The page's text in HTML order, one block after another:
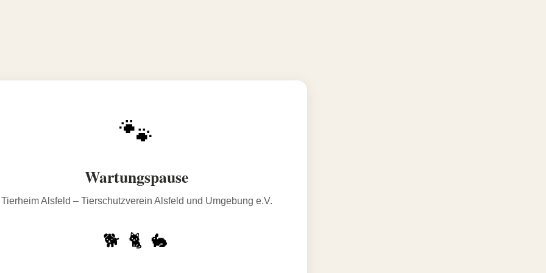
🐾
Wartungspause
Tierheim Alsfeld – Tierschutzverein Alsfeld und Umgebung e.V.
🐕 🐈 🐇